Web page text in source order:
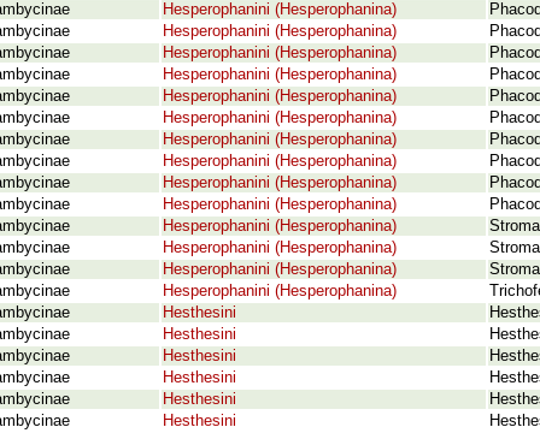
Hesperophanini (Hesperophanina)
Hesperophanini (Hesperophanina)
Hesperophanini (Hesperophanina)
Hesperophanini (Hesperophanina)
Hesperophanini (Hesperophanina)
Hesperophanini (Hesperophanina)
Hesperophanini (Hesperophanina)
Hesperophanini (Hesperophanina)
Hesperophanini (Hesperophanina)
Hesperophanini (Hesperophanina)
Hesperophanini (Hesperophanina)
Hesperophanini (Hesperophanina)
Hesperophanini (Hesperophanina)
Hesperophanini (Hesperophanina)
Hesthesini
Hesthesini
Hesthesini
Hesthesini
Hesthesini
Hesthesini